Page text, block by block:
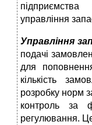
підприємства
управління
Управління
подачі
для
кількість
розробку норм
контроль за
регулювання.